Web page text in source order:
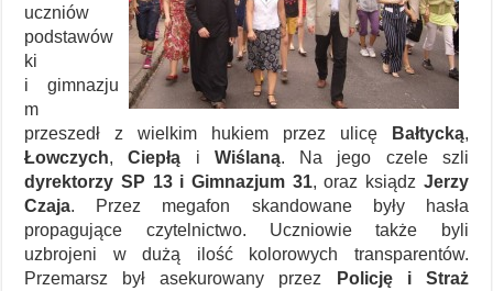
uczniów
podstawów
ki
i gimnazju
m
przeszedł z wielkim hukiem przez ulicę
Bałtycką,
Łowczych,Ciepłą i Wiślaną. Na jego czele szli
dyrektorzy SP 13 i Gimnazjum 31, oraz ksiądz Jerzy
Czaja. Przez megafon skandowane były hasła
propagujące czytelnictwo. Uczniowie także byli
uzbrojeni w dużą ilość kolorowych transparentów.
Przemarsz był asekurowany przez
Policję i Straż